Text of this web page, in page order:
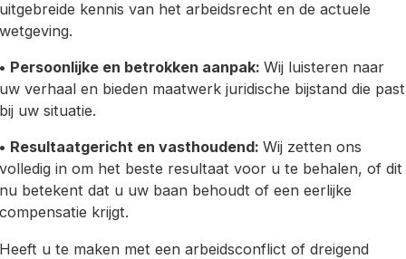
uitgebreide kennis van het arbeidsrecht en de actuele
wetgeving.
• Persoonlijke en betrokken aanpak: Wij luisteren naar
uw verhaal en bieden maatwerk juridische bijstand die past
bij uw situatie.
• Resultaatgericht en vasthoudend: Wij zetten ons
volledig in om het beste resultaat voor u te behalen, of dit
nu betekent dat u uw baan behoudt of een eerlijke
compensatie krijgt.
Heeft u te maken met een arbeidsconflict of dreigend